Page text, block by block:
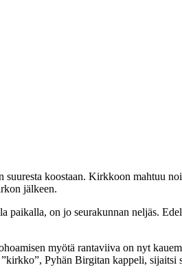
koostaan. Kirkkoon mahtuu
jälkeen.
on jo seurakunnan neljäs.
myötä rantaviiva on nyt
Pyhän Birgitan kappeli, sijaitsi